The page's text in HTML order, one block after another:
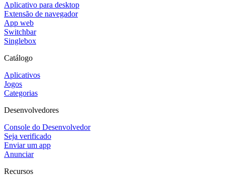
Aplicativo para desktop
Extensão de navegador
App web
Switchbar
Singlebox
Catálogo
Aplicativos
Jogos
Categorias
Desenvolvedores
Console do Desenvolvedor
Seja verificado
Enviar um app
Anunciar
Recursos